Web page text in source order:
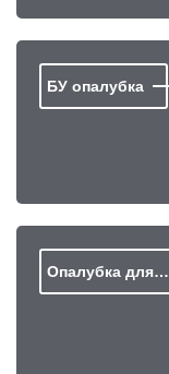
БУ опалубка
Опалубка для…